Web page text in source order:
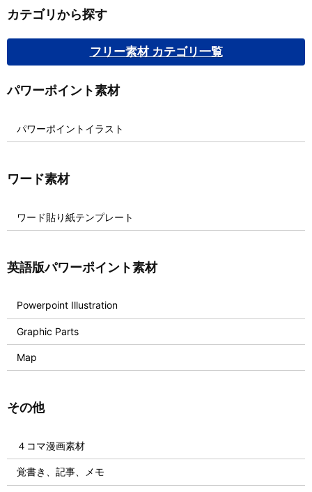
カテゴリから探す
フリー素材 カテゴリ一覧
パワーポイント素材
パワーポイントイラスト
ワード素材
ワード貼り紙テンプレート
英語版パワーポイント素材
Powerpoint Illustration
Graphic Parts
Map
その他
４コマ漫画素材
覚書き、記事、メモ